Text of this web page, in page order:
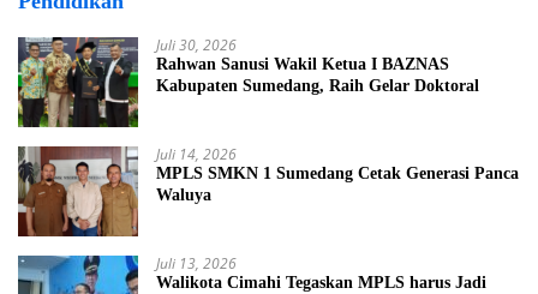
Juli 30, 2026
Rahwan Sanusi Wakil Ketua I BAZNAS
Kabupaten Sumedang, Raih Gelar Doktoral
Juli 14, 2026
MPLS SMKN 1 Sumedang Cetak Generasi Panca
Waluya
Juli 13, 2026
Walikota Cimahi Tegaskan MPLS harus Jadi